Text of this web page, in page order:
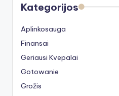
Kategorijos
Aplinkosauga
Finansai
Geriausi Kvepalai
Gotowanie
Grožis